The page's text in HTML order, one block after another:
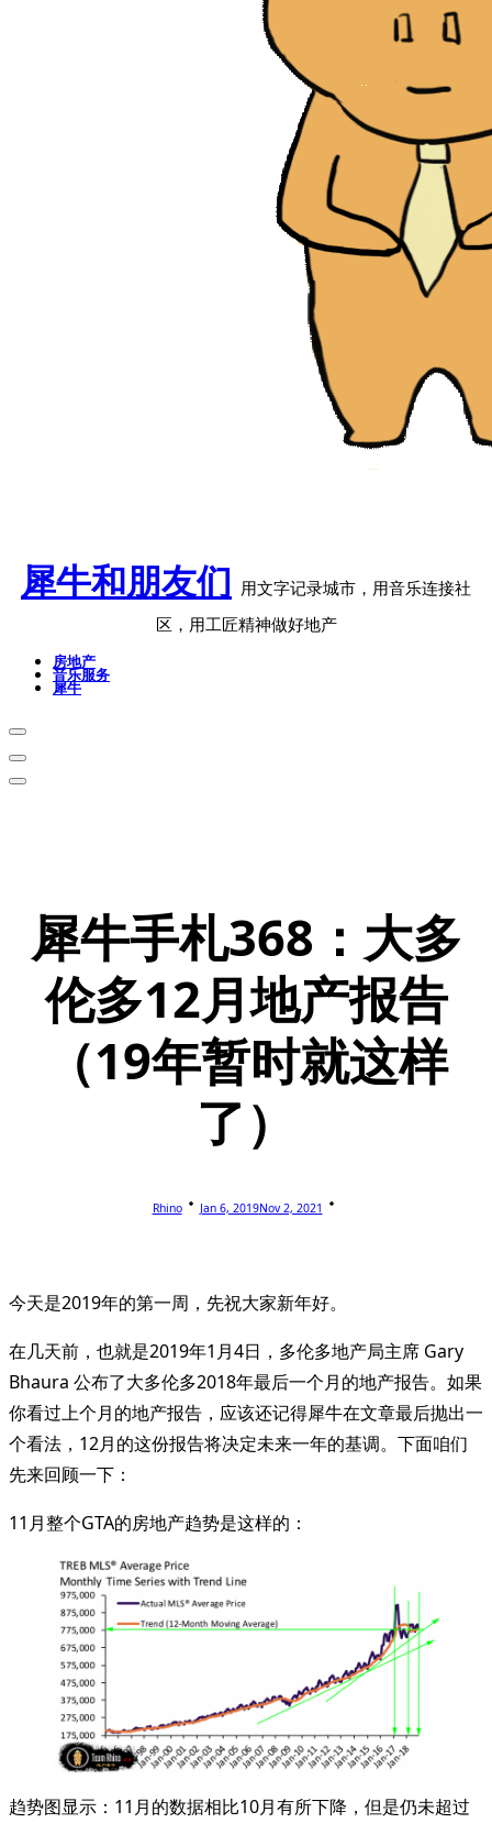
犀牛和朋友们 用文字记录城市，用音乐连接社
区，用工匠精神做好地产
房地产
音乐服务
犀牛
犀牛手札368：大多
伦多12月地产报告
（19年暂时就这样
了）
Rhino Jan 6, 2019Nov 2, 2021
今天是2019年的第一周，先祝大家新年好。
在几天前，也就是2019年1月4日，多伦多地产局主席 Gary
Bhaura 公布了大多伦多2018年最后一个月的地产报告。如果
你看过上个月的地产报告，应该还记得犀牛在文章最后抛出一
个看法，12月的这份报告将决定未来一年的基调。下面咱们
先来回顾一下：
11月整个GTA的房地产趋势是这样的：
趋势图显示：11月的数据相比10月有所下降，但是仍未超过